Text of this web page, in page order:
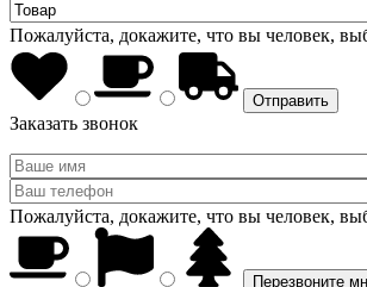
Пожалуйста, докажите, что вы человек,
Заказать звонок
Пожалуйста, докажите, что вы человек,